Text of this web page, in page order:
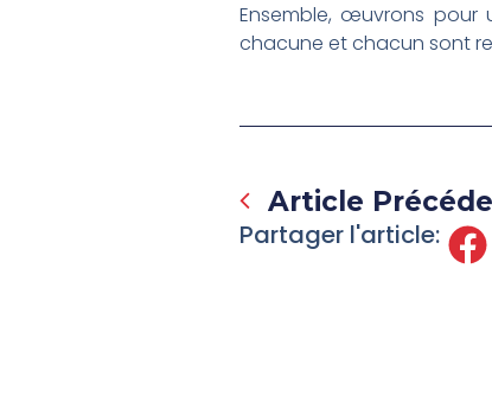
Ensemble, œuvrons
chacune et chacun sont
Article
Partager l'article: